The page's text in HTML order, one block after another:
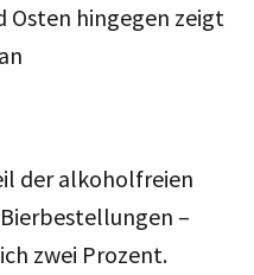
Osten hingegen zeigt
der alkoholfreien
–
zwei Prozent.